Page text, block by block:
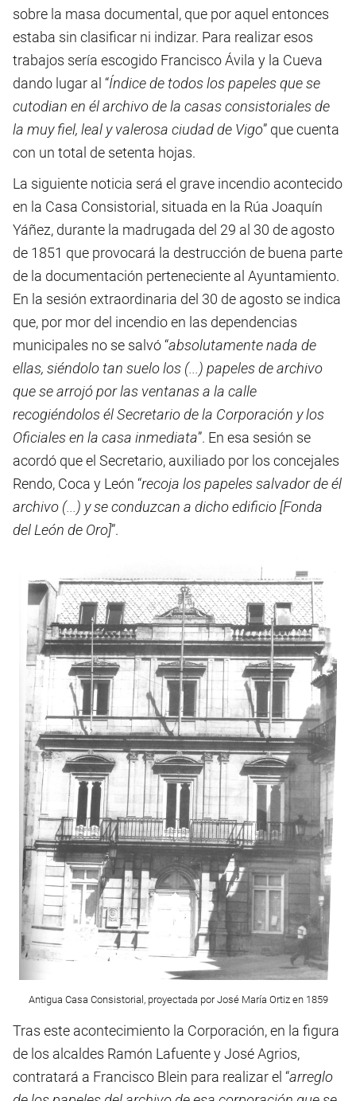
sobre la masa documental, que por aquel entonces
estaba sin clasificar ni indizar. Para realizar esos
trabajos sería escogido Francisco Ávila y la Cueva
dando lugar al “Índice de todos los papeles que se
cutodian en él archivo de la casas consistoriales de
la muy fiel, leal y valerosa ciudad de Vigo” que cuenta
con un total de setenta hojas.
La siguiente noticia será el grave incendio acontecido
en la Casa Consistorial, situada en la Rúa Joaquín
Yáñez, durante la madrugada del 29 al 30 de agosto
de 1851 que provocará la destrucción de buena parte
de la documentación perteneciente al Ayuntamiento.
En la sesión extraordinaria del 30 de agosto se indica
que, por mor del incendio en las dependencias
municipales no se salvó “absolutamente nada de
ellas, siéndolo tan suelo los (...) papeles de archivo
que se arrojó por las ventanas a la calle
recogiéndolos él Secretario de la Corporación y los
Oficiales en la casa inmediata”. En esa sesión se
acordó que el Secretario, auxiliado por los concejales
Rendo, Coca y León “recoja los papeles salvador de él
archivo (...) y se conduzcan a dicho edificio [Fonda
del León de Oro]”.
Antigua Casa Consistorial, proyectada por José María Ortiz en 1859
Tras este acontecimiento la Corporación, en la figura
de los alcaldes Ramón Lafuente y José Agrios,
contratará a Francisco Blein para realizar el “arreglo